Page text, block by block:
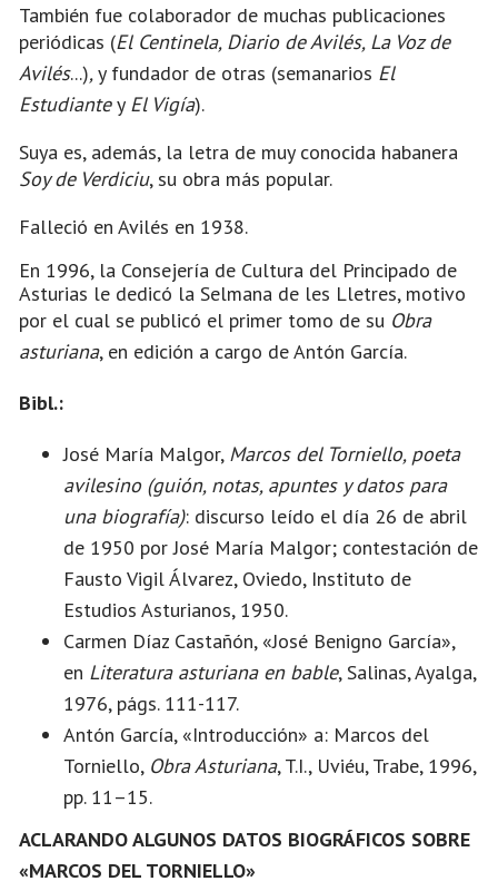
También fue colaborador de muchas publicaciones
periódicas (El Centinela, Diario de Avilés, La Voz de
Avilés...), y fundador de otras (semanarios El
Estudiantey El Vigía).
Suya es, además, la letra de muy conocida habanera
Soy de Verdiciu, su obra más popular.
Falleció en Avilés en 1938.
En 1996, la Consejería de Cultura del Principado de
Asturias le dedicó la Selmana de les Lletres, motivo
por el cual se publicó el primer tomo de su Obra
asturiana, en edición a cargo de Antón García.
Bibl.:
José María Malgor, Marcos del Torniello, poeta
avilesino (guión, notas, apuntes y datos para
una biografía): discurso leído el día 26 de abril
de 1950 por José María Malgor; contestación de
Fausto Vigil Álvarez, Oviedo, Instituto de
Estudios Asturianos, 1950.
Carmen Díaz Castañón, «José Benigno García»,
en Literatura asturiana en bable, Salinas, Ayalga,
1976, págs. 111-117.
Antón García, «Introducción» a: Marcos del
Torniello, Obra Asturiana, T.I., Uviéu, Trabe, 1996,
pp. 11–15.
ACLARANDO ALGUNOS DATOS BIOGRÁFICOS SOBRE
«MARCOS DEL TORNIELLO»